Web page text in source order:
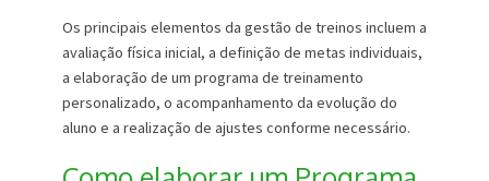
Os principais elementos da gestão de treinos incluem a
avaliação física inicial, a definição de metas individuais,
a elaboração de um programa de treinamento
personalizado, o acompanhamento da evolução do
aluno e a realização de ajustes conforme necessário.